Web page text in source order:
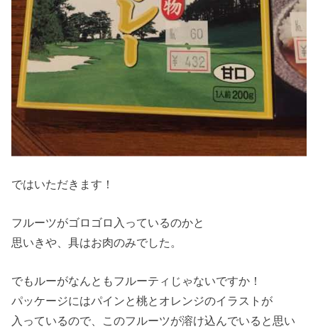
ではいただきます！
フルーツがゴロゴロ入っているのかと
思いきや、具はお肉のみでした。
でもルーがなんともフルーティじゃないですか！
パッケージにはパインと桃とオレンジのイラストが
入っているので、このフルーツが溶け込んでいると思い